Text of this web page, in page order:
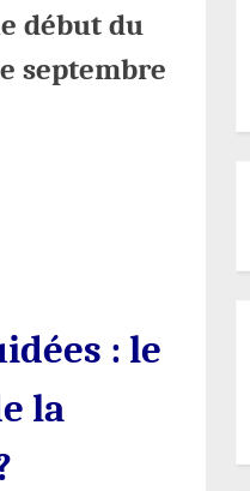
début du
septembre
: le
la